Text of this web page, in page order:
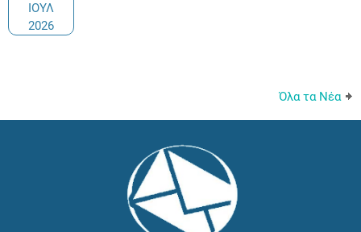
ΙΟΥΛ
2026
Όλα τα Νέα